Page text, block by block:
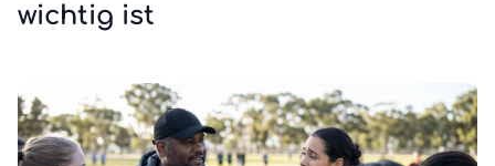
wichtig ist